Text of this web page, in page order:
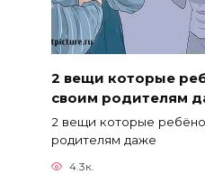
2 вещи которые
своим родителям
2 вещи которые
родителям даже
4.3к.